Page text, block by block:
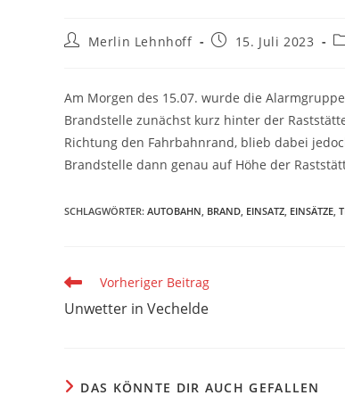
Beitrags-
Merlin Lehnhoff
Beitrag15. Juli 2023
Am Morgen des 15.07. wurde die
Brandstelle zunächst kurz hinter der
Richtung den Fahrbahnrand, blieb dabei
Brandstelle dann genau auf Höhe der
SCHLAGWÖRTER: AUTOBAHN, BRAND, EINSATZ, EINSÄTZE,
Weitere
ansehen
Vorheriger Beitrag
Unwetter in Vechelde
DAS KÖNNTE DIR AUCH GEFALLEN